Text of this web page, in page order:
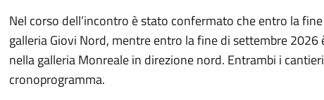
Nel corso dell’incontro è stato confermato che entro la
galleria Giovi Nord, mentre entro la fine di settembre
nella galleria Monreale in direzione nord. Entrambi i
cronoprogramma.